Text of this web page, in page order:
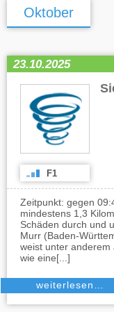
Oktober
23.10.2025
F1
Zeitpunkt: gegen
mindestens 1,3
Schäden durch und
Murr (Baden-
weist unter anderem
wie eine[...]
weiterlesen…